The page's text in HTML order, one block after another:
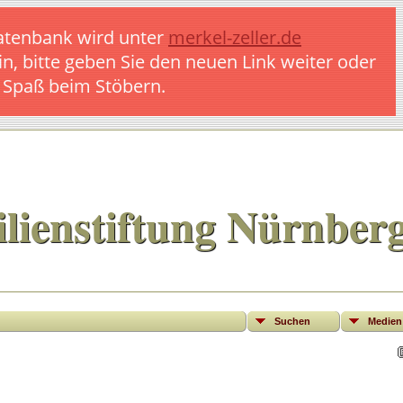
wird unter merkel-zeller.de
bitte geben Sie den neuen Link weiter oder
beim Stöbern.
Suchen Medien